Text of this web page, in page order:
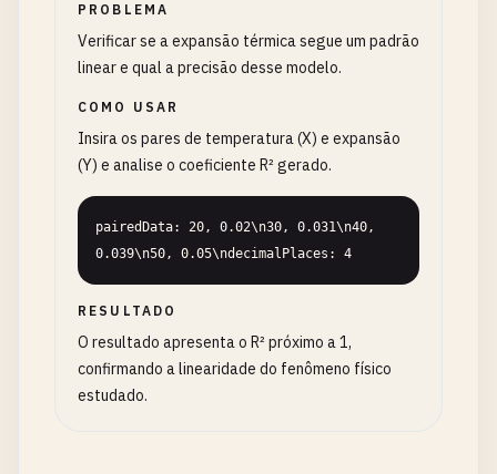
PROBLEMA
Verificar se a expansão térmica segue um padrão
linear e qual a precisão desse modelo.
COMO USAR
Insira os pares de temperatura (X) e expansão
(Y) e analise o coeficiente R² gerado.
pairedData: 20, 0.02\n30, 0.031\n40,
0.039\n50, 0.05\ndecimalPlaces: 4
RESULTADO
O resultado apresenta o R² próximo a 1,
confirmando a linearidade do fenômeno físico
estudado.